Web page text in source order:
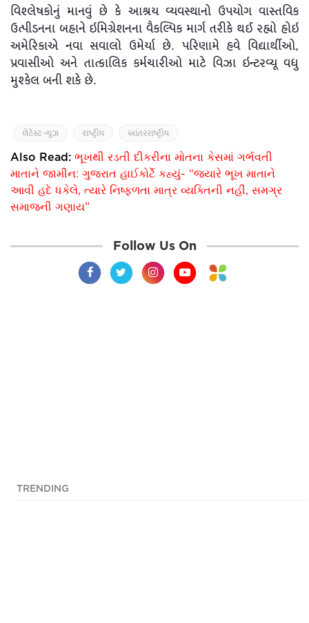
વિશ્લેષકોનું માનવું છે કે આશ્રય વ્યવસ્થાનો ઉપયોગ વાસ્તવિક
ઉત્પીડનના બહાને ઇમિગ્રેશનના વૈકલ્પિક માર્ગ તરીકે થઈ રહ્યો હોઇ
અમેરિકાએ નવા સવાલો ઉમેર્યા છે. પરિણામે હવે વિદ્યાર્થીઓ,
પ્રવાસીઓ અને તાત્કાલિક કર્મચારીઓ માટે વિઝા ઇન્ટરવ્યૂ વધુ
મુશ્કેલ બની શકે છે.
લેટેસ્ટ ન્યૂઝ રાષ્ટ્રીય આંતરરાષ્ટ્રીય
Also Read: ભૂખથી રડતી દીકરીના મોતના કેસમાં ગર્ભવતી
માતાને જામીન: ગુજરાત હાઈકોર્ટે કહ્યું- “જ્યારે ભૂખ માતાને
આવી હદે ધકેલે, ત્યારે નિષ્ફળતા માત્ર વ્યક્તિની નહીં, સમગ્ર
સમાજની ગણાય”
Follow Us On
TRENDING